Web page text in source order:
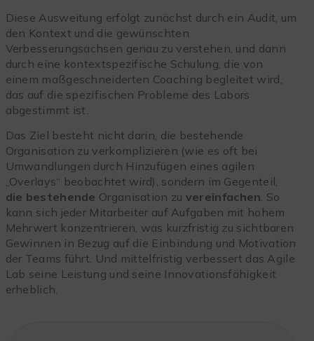
Diese Ausweitung erfolgt zunächst durch ein Audit, um
den Kontext und die gewünschten
Verbesserungsachsen genau zu verstehen, und dann
durch eine kontextspezifische Schulung, die von
einem maßgeschneiderten Coaching begleitet wird,
das auf die spezifischen Probleme des Labors
abgestimmt ist.
Das Ziel besteht nicht darin, die bestehende
Organisation zu verkomplizieren (wie es oft bei
Umwandlungen durch Hinzufügen eines agilen
„Overlays“ beobachtet wird), sondern im Gegenteil,
die bestehende Organisation zu vereinfachen. So
kann sich jeder Mitarbeiter auf Aufgaben mit hohem
Mehrwert konzentrieren, was kurzfristig zu sichtbaren
Gewinnen in Bezug auf die Einbindung und Motivation
der Teams führt. Und mittelfristig verbessert das Agile
Lab seine Leistung und seine Innovationsfähigkeit
erheblich.